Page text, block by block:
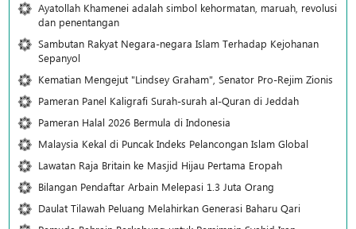
Ayatollah Khamenei adalah simbol kehormatan, maruah, revolusi
dan penentangan
Sambutan Rakyat Negara-negara Islam Terhadap Kejohanan
Sepanyol
Kematian Mengejut "Lindsey Graham", Senator Pro-Rejim Zionis
Pameran Panel Kaligrafi Surah-surah al-Quran di Jeddah
Pameran Halal 2026 Bermula di Indonesia
Malaysia Kekal di Puncak Indeks Pelancongan Islam Global
Lawatan Raja Britain ke Masjid Hijau Pertama Eropah
Bilangan Pendaftar Arbain Melepasi 1.3 Juta Orang
Daulat Tilawah Peluang Melahirkan Generasi Baharu Qari